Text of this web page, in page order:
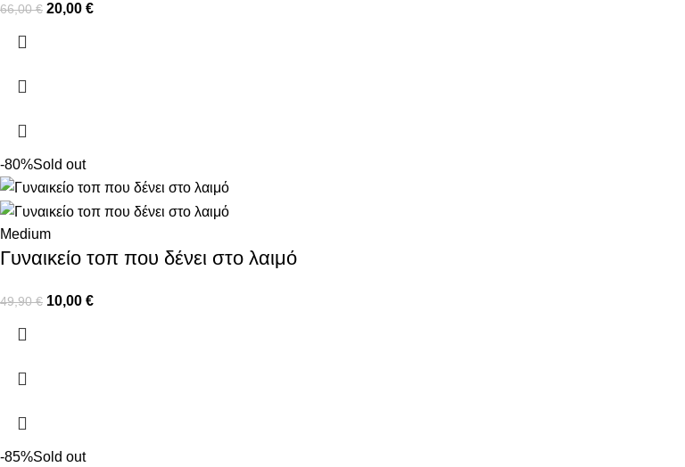
66,00€ 20,00 €
-80%Sold out
Medium
Γυναικείο τοπ που δένει στο λαιμό
49,90€ 10,00 €
-85%Sold out